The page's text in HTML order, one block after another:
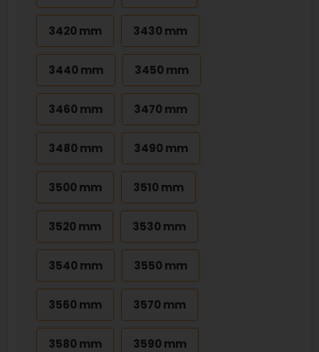
3420 mm 3430 mm
3440 mm 3450 mm
3460 mm 3470 mm
3480 mm 3490 mm
3500 mm 3510 mm
3520 mm 3530 mm
3540 mm 3550 mm
3560 mm 3570 mm
3580 mm 3590 mm